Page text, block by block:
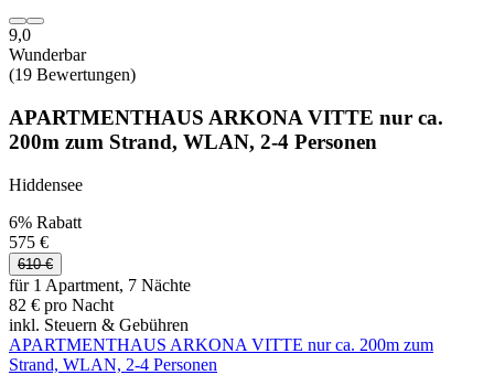
9,0
Wunderbar
(19 Bewertungen)
APARTMENTHAUS ARKONA VITTE nur ca.
200m zum Strand, WLAN, 2-4 Personen
Hiddensee
6% Rabatt
575 €
610 €
für 1 Apartment, 7 Nächte
82 € pro Nacht
inkl. Steuern & Gebühren
APARTMENTHAUS ARKONA VITTE nur ca. 200m zum
Strand, WLAN, 2-4 Personen